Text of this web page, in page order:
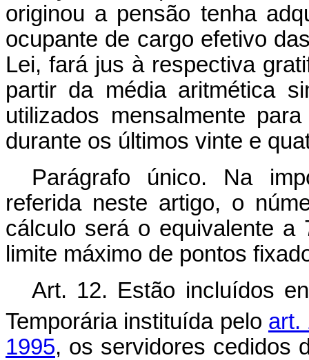
originou a pensão tenha
ocupante de cargo efetivo
Lei, fará jus à respectiva
partir da média aritmética
utilizados mensalmente
durante os últimos vinte e
Parágrafo único. Na
referida neste artigo, o
cálculo será o equivalente
limite máximo de pontos
Art. 12. Estão incluídos
Temporária instituída pelo art.
1995, os servidores cedidos